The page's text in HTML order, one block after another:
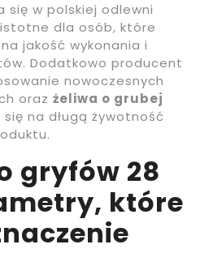
się w polskiej odlewni
dla osób, które
jakość wykonania i
Dodatkowo producent
nowoczesnych
oraz żeliwa o grubej
się na długą żywotność
gryfów 28
które